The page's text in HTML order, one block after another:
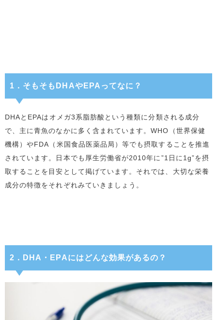
1．そもそもDHAやEPAってなに？
DHAとEPAはオメガ3系脂肪酸という種類に分類される成分
で、主に青魚のなかに多く含まれています。WHO（世界保健
機構）やFDA（米国食品医薬品局）等でも摂取することを推進
されています。日本でも厚生労働省が2010年に”1日に1g”を摂
取することを目安として掲げています。それでは、大切な栄養
成分の特徴をそれぞれみていきましょう。
2．DHA・EPAにはどんな効果があるの？